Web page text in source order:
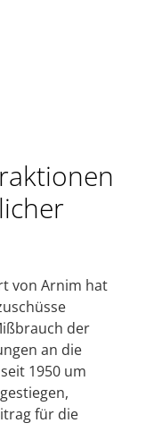
von Arnim hat
der
an die
1950 um
für die